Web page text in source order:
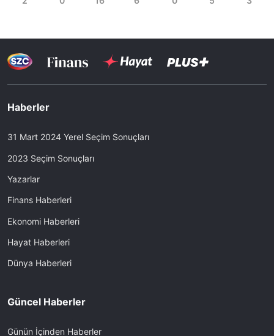
Haberler
31 Mart 2024 Yerel Seçim Sonuçları
2023 Seçim Sonuçları
Yazarlar
Finans Haberleri
Ekonomi Haberleri
Hayat Haberleri
Dünya Haberleri
Güncel Haberler
Günün İçinden Haberler